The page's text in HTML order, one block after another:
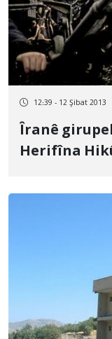
12:39 - 12 Şibat 2013
Îranê
Herifîna